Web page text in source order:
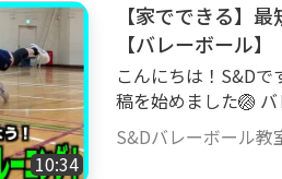
10:34
【家でできる】
【バレーボール】
こんにちは！S&D
稿を始めました🏐
ます👍 私たちの今
になってもらえれ
S&Dバレーボール教